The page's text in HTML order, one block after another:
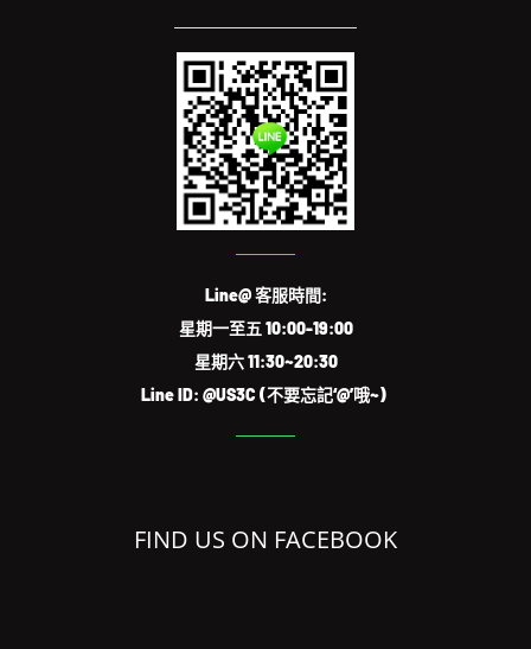
Line@ 客服時間:
星期一至五 10:00-19:00
星期六 11:30~20:30
Line ID: @US3C (不要忘記‘@’哦~)
FIND US ON FACEBOOK